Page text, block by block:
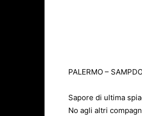
PALERMO –
Sapore di ultima
No agli altri